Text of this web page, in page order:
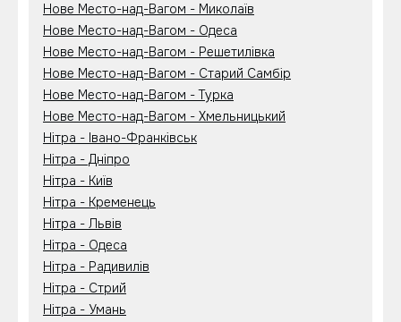
Нове Место-над-Вагом - Миколаїв
Нове Место-над-Вагом - Одеса
Нове Место-над-Вагом - Решетилівка
Нове Место-над-Вагом - Старий Самбір
Нове Место-над-Вагом - Турка
Нове Место-над-Вагом - Хмельницький
Нітра - Івано-Франківськ
Нітра - Дніпро
Нітра - Київ
Нітра - Кременець
Нітра - Львів
Нітра - Одеса
Нітра - Радивилів
Нітра - Стрий
Нітра - Умань